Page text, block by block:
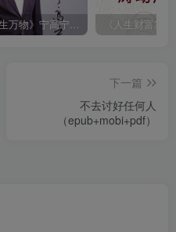
《三生万物》宁高宁（epub+mobi+azw3+pdf）
下一篇
不去讨好任何人
（epub+mobi+pdf）